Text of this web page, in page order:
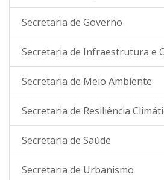
Secretaria de Governo
Secretaria de Infraestrutura e
Secretaria de Meio Ambiente
Secretaria de Resiliência
Secretaria de Saúde
Secretaria de Urbanismo